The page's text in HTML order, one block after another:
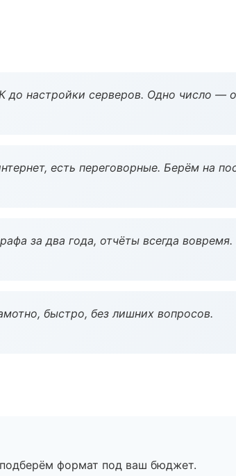
до настройки серверов. Одно число —
есть переговорные. Берём на
за два года, отчёты всегда вовремя.
быстро, без лишних вопросов.
формат под ваш бюджет.